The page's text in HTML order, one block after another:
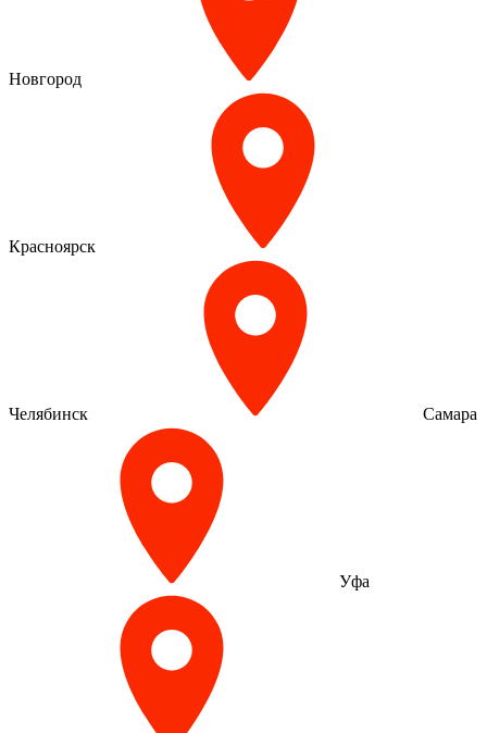
Новгород
Красноярск
Челябинск Самара
Уфа